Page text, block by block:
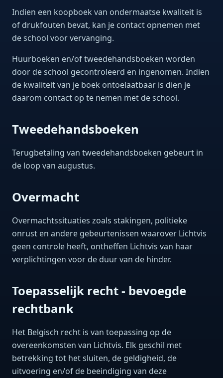
Indien een koopboek van ondermaatse kwaliteit is
of drukfouten bevat, kan je contact opnemen met
de school voor vervanging.
Huurboeken en/of tweedehandsboeken worden
door de school gecontroleerd en ingenomen. Indien
de kwaliteit van je boek ontoelaatbaar is dien je
daarom contact op te nemen met de school.
Tweedehandsboeken
Terugbetaling van tweedehandsboeken gebeurt in
de loop van augustus.
Overmacht
Overmachtssituaties zoals stakingen, politieke
onrust en andere gebeurtenissen waarover Lichtvis
geen controle heeft, ontheffen Lichtvis van haar
verplichtingen voor de duur van de hinder.
Toepasselijk recht - bevoegde
rechtbank
Het Belgisch recht is van toepassing op de
overeenkomsten van Lichtvis. Elk geschil met
betrekking tot het sluiten, de geldigheid, de
uitvoering en/of de beeindiging van deze